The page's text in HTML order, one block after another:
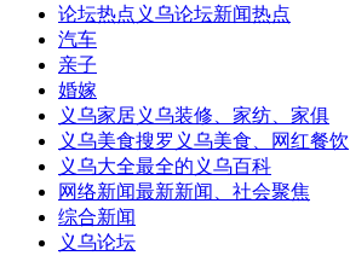
论坛热点 义乌论坛新闻热点
汽车
亲子
婚嫁
义乌家居义乌装修、家纺、家俱
义乌美食搜罗义乌美食、网红餐饮
义乌大全最全的义乌百科
网络新闻最新新闻、社会聚焦
综合新闻
义乌论坛